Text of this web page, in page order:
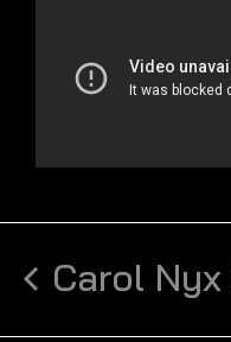
Carol Nyx